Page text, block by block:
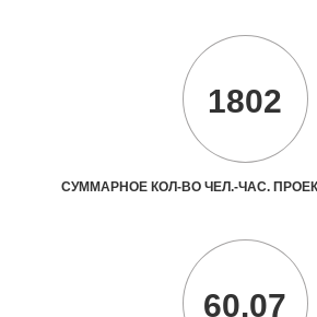
1802
СУММАРНОЕ КОЛ-ВО ЧЕЛ.-ЧАС.
60.07